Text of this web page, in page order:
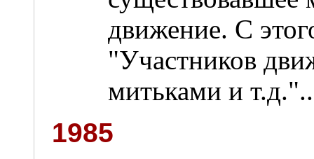
движение. С
"Участников
митьками и
1985